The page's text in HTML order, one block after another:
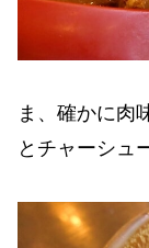
ま、確かに肉
とチャーシュ